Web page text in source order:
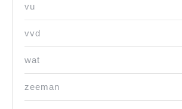
vu
vvd
wat
zeeman